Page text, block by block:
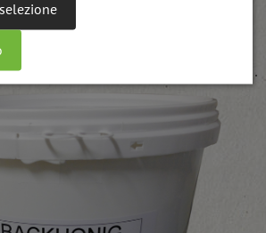
di mirtilli per cottura UWE